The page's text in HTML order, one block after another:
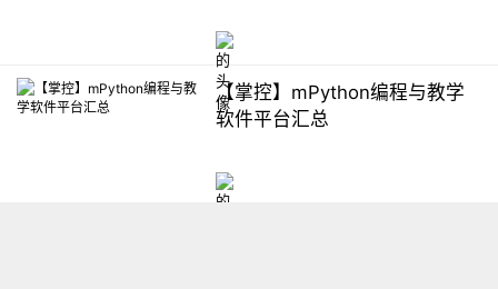
【掌控】mPython编程与教学
软件平台汇总